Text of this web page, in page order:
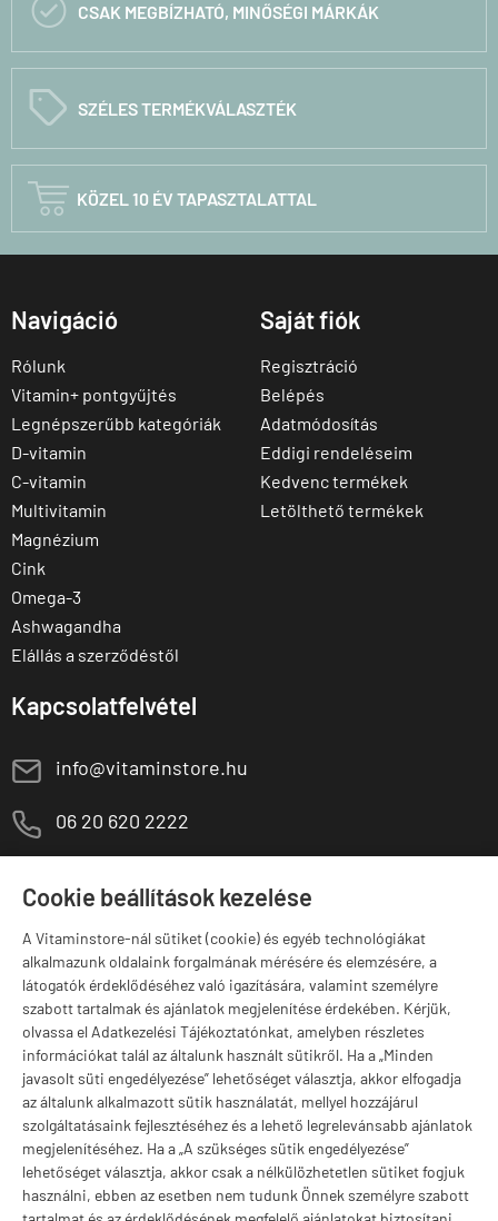
Cookie beállítások kezelése
A Vitaminstore-nál sütiket (cookie) és egyéb technológiákat
alkalmazunk oldalaink forgalmának mérésére és elemzésére, a
látogatók érdeklődéséhez való igazítására, valamint személyre
szabott tartalmak és ajánlatok megjelenítése érdekében. Kérjük,
olvassa el Adatkezelési Tájékoztatónkat, amelyben részletes
információkat talál az általunk használt sütikről. Ha a „Minden
javasolt süti engedélyezése” lehetőséget választja, akkor elfogadja
az általunk alkalmazott sütik használatát, mellyel hozzájárul
szolgáltatásaink fejlesztéséhez és a lehető legrelevánsabb ajánlatok
megjelenítéséhez. Ha a „A szükséges sütik engedélyezése”
lehetőséget választja, akkor csak a nélkülözhetetlen sütiket fogjuk
használni, ebben az esetben nem tudunk Önnek személyre szabott
 CSAK MEGBÍZHATÓ, MINŐSÉGI MÁRKÁK
C SZÉLES TERMÉKVÁLASZTÉK
 KÖZEL 10 ÉV TAPASZTALATTAL
Navigáció
Rólunk
Vitamin+ pontgyűjtés
Legnépszerűbb kategóriák
D-vitamin
C-vitamin
Multivitamin
Magnézium
Cink
Omega-3
Ashwagandha
Elállás a szerződéstől
Saját fiók
Regisztráció
Belépés
Adatmódosítás
Eddigi rendeléseim
Kedvenc termékek
Letölthető termékek
Kapcsolatfelvétel
E info@vitaminstore.hu
M 06 20 620 2222
Szugló u. 83-85.
Márkák
Valuta választás